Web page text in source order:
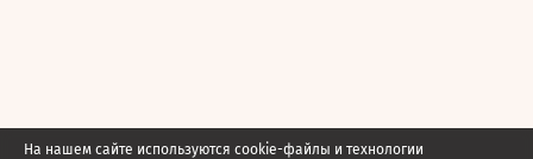
На нашем сайте используются cookie-файлы и технологии